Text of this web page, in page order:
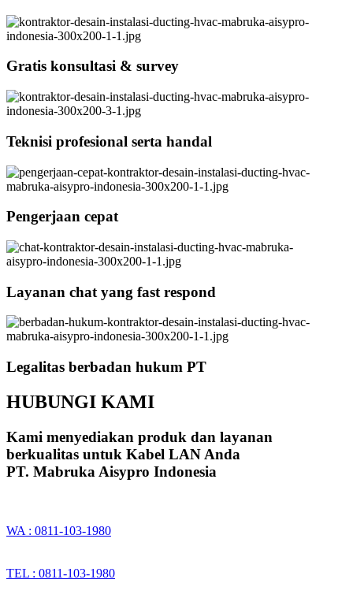
Gratis konsultasi & survey
Teknisi profesional serta handal
Pengerjaan cepat
Layanan chat yang fast respond
Legalitas berbadan hukum PT
HUBUNGI KAMI
Kami menyediakan produk dan layanan
berkualitas untuk Kabel LAN Anda
PT. Mabruka Aisypro Indonesia
WA : 0811-103-1980
TEL : 0811-103-1980